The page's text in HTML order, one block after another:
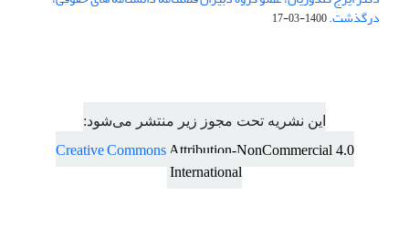
درگذشت.1400-03-17
این نشریه تحت مجوز زیر منتشر می‌شود:
Creative Commons Attribution-NonCommercial 4.0
International